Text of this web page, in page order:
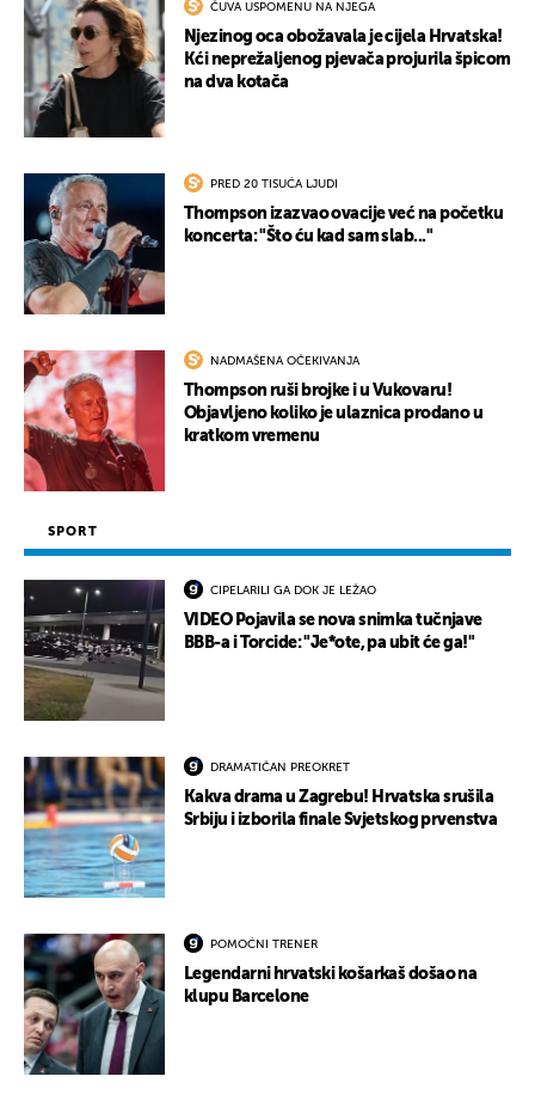
ČUVA USPOMENU NA NJEGA
Njezinog oca obožavala je cijela Hrvatska!
Kći neprežaljenog pjevača projurila špicom
na dva kotača
PRED 20 TISUĆA LJUDI
Thompson izazvao ovacije već na početku
koncerta: "Što ću kad sam slab..."
NADMAŠENA OČEKIVANJA
Thompson ruši brojke i u Vukovaru!
Objavljeno koliko je ulaznica prodano u
kratkom vremenu
SPORT
CIPELARILI GA DOK JE LEŽAO
VIDEO Pojavila se nova snimka tučnjave
BBB-a i Torcide: "Je*ote, pa ubit će ga!"
DRAMATIČAN PREOKRET
Kakva drama u Zagrebu! Hrvatska srušila
Srbiju i izborila finale Svjetskog prvenstva
POMOĆNI TRENER
Legendarni hrvatski košarkaš došao na
klupu Barcelone